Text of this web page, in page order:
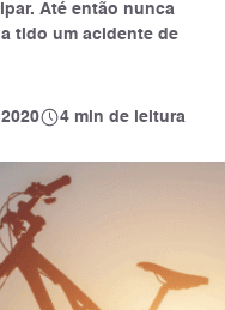
Até então nunca
tido um acidente de
4 min de leitura